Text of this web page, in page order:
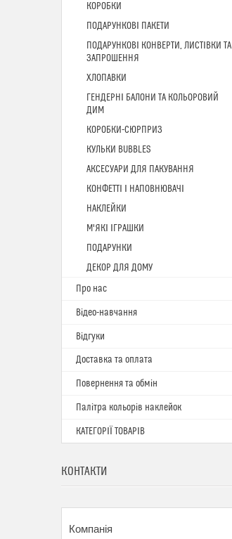
КОРОБКИ
ПОДАРУНКОВІ ПАКЕТИ
ПОДАРУНКОВІ КОНВЕРТИ, ЛИСТІВКИ ТА
ЗАПРОШЕННЯ
ХЛОПАВКИ
ГЕНДЕРНІ БАЛОНИ ТА КОЛЬОРОВИЙ
ДИМ
КОРОБКИ-СЮРПРИЗ
КУЛЬКИ BUBBLES
АКСЕСУАРИ ДЛЯ ПАКУВАННЯ
КОНФЕТТІ І НАПОВНЮВАЧІ
НАКЛЕЙКИ
М'ЯКІ ІГРАШКИ
ПОДАРУНКИ
ДЕКОР ДЛЯ ДОМУ
Про нас
Відео-навчання
Відгуки
Доставка та оплата
Повернення та обмін
Палітра кольорів наклейок
КАТЕГОРІЇ ТОВАРІВ
КОНТАКТИ